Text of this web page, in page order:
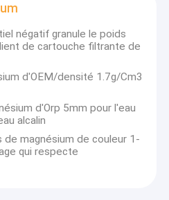
négatif granule le poids
de cartouche filtrante de
d'OEM/densité 1.7g/Cm3
d'Orp 5mm pour l'eau
alcalin
de magnésium de couleur 1-
qui respecte